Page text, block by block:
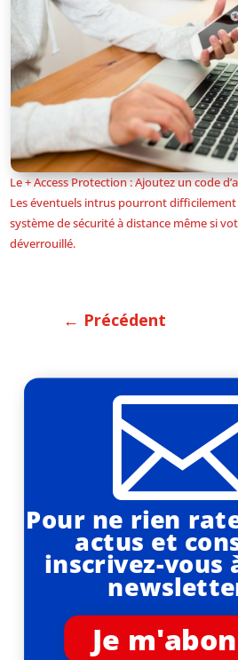
Le + Access Protection : Ajoutez un code
Les éventuels intrus pourront
système de sécurité à distance même si
déverrouillé.
← Précédent
Pour ne rien
actus et
inscrivez-vous
Je